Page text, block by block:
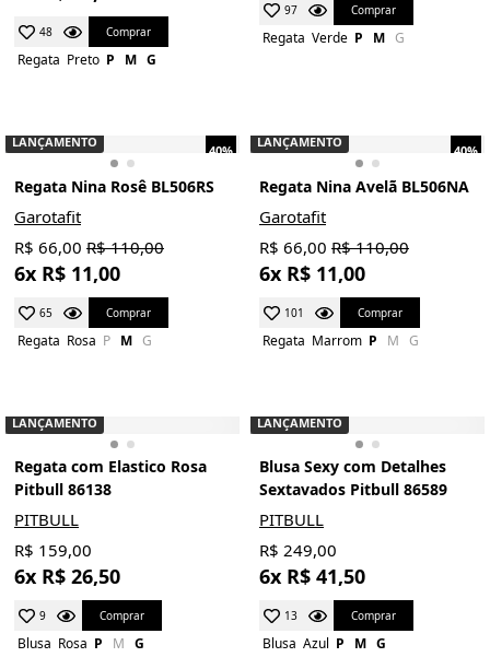
48 Comprar
Regata Preto P M G
97 Comprar
Regata Verde P M G
40%
LANÇAMENTO
Regata Nina Rosê BL506RS
Garotafit
R$ 66,00 R$ 110,00
6x R$ 11,00
65 Comprar
Regata Rosa P M G
40%
LANÇAMENTO
Regata Nina Avelã BL506NA
Garotafit
R$ 66,00 R$ 110,00
6x R$ 11,00
101 Comprar
Regata Marrom P M G
LANÇAMENTO
Regata com Elastico Rosa
Pitbull 86138
PITBULL
R$ 159,00
6x R$ 26,50
9 Comprar
Blusa Rosa P M G
LANÇAMENTO
Blusa Sexy com Detalhes
Sextavados Pitbull 86589
PITBULL
R$ 249,00
6x R$ 41,50
13 Comprar
Blusa Azul P M G